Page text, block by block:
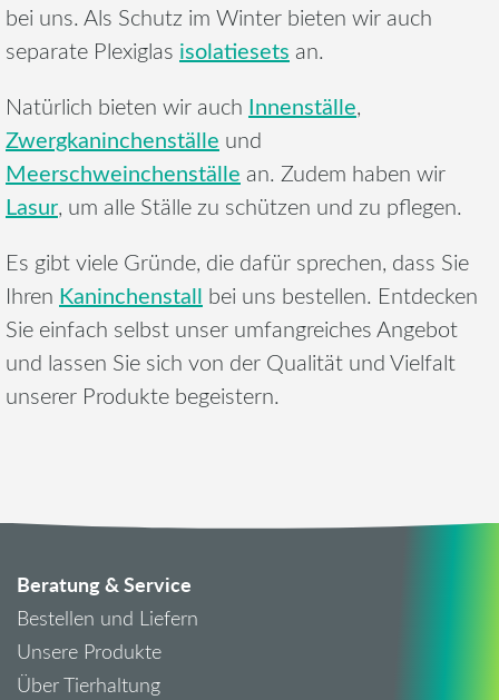
bei uns. Als Schutz im Winter bieten wir auch
separate Plexiglas isolatiesets an.
Natürlich bieten wir auch Innenställe,
Zwergkaninchenställe und
Meerschweinchenställe an. Zudem haben wir
Lasur, um alle Ställe zu schützen und zu pflegen.
Es gibt viele Gründe, die dafür sprechen, dass Sie
Ihren Kaninchenstall bei uns bestellen. Entdecken
Sie einfach selbst unser umfangreiches Angebot
und lassen Sie sich von der Qualität und Vielfalt
unserer Produkte begeistern.
Beratung & Service
Bestellen und Liefern
Unsere Produkte
Über Tierhaltung